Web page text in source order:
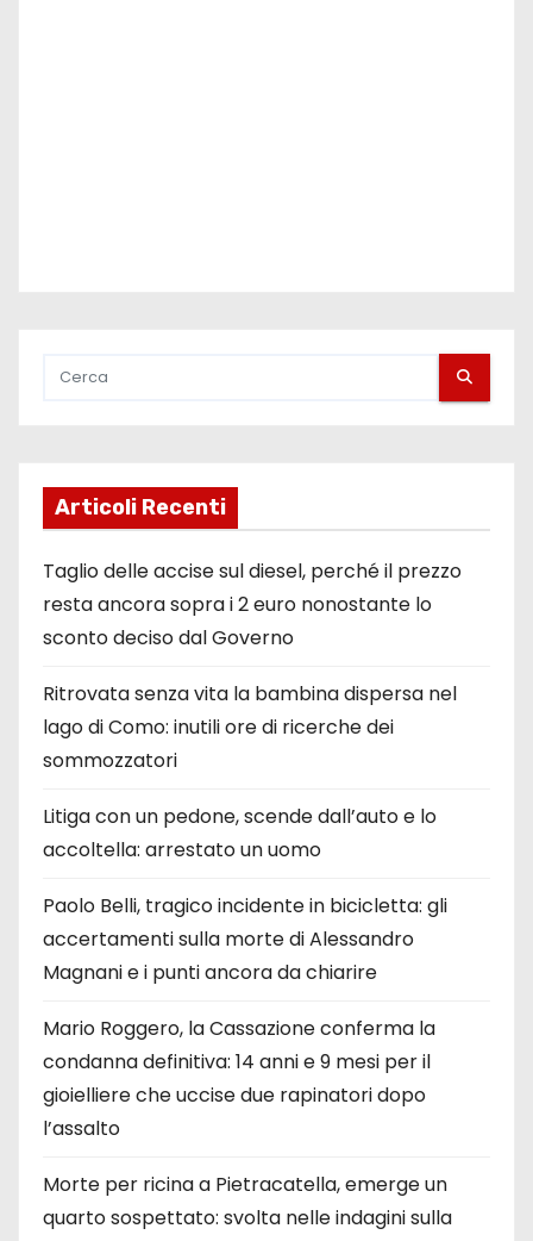
Articoli Recenti
Taglio delle accise sul diesel, perché il prezzo
resta ancora sopra i 2 euro nonostante lo
sconto deciso dal Governo
Ritrovata senza vita la bambina dispersa nel
lago di Como: inutili ore di ricerche dei
sommozzatori
Litiga con un pedone, scende dall’auto e lo
accoltella: arrestato un uomo
Paolo Belli, tragico incidente in bicicletta: gli
accertamenti sulla morte di Alessandro
Magnani e i punti ancora da chiarire
Mario Roggero, la Cassazione conferma la
condanna definitiva: 14 anni e 9 mesi per il
gioielliere che uccise due rapinatori dopo
l’assalto
Morte per ricina a Pietracatella, emerge un
quarto sospettato: svolta nelle indagini sulla